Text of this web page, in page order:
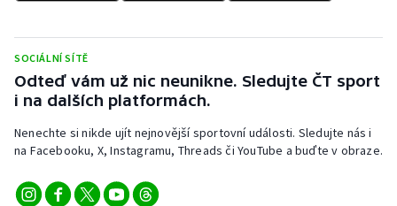
Short track
Sportovní střelba
Stolní tenis
Triatlon
SOCIÁLNÍ SÍTĚ
Odteď vám už nic neunikne. Sledujte ČT sport
i na dalších platformách.
Nenechte si nikde ujít nejnovější sportovní události. Sledujte nás i
na Facebooku, X, Instagramu, Threads či YouTube a buďte v obraze.